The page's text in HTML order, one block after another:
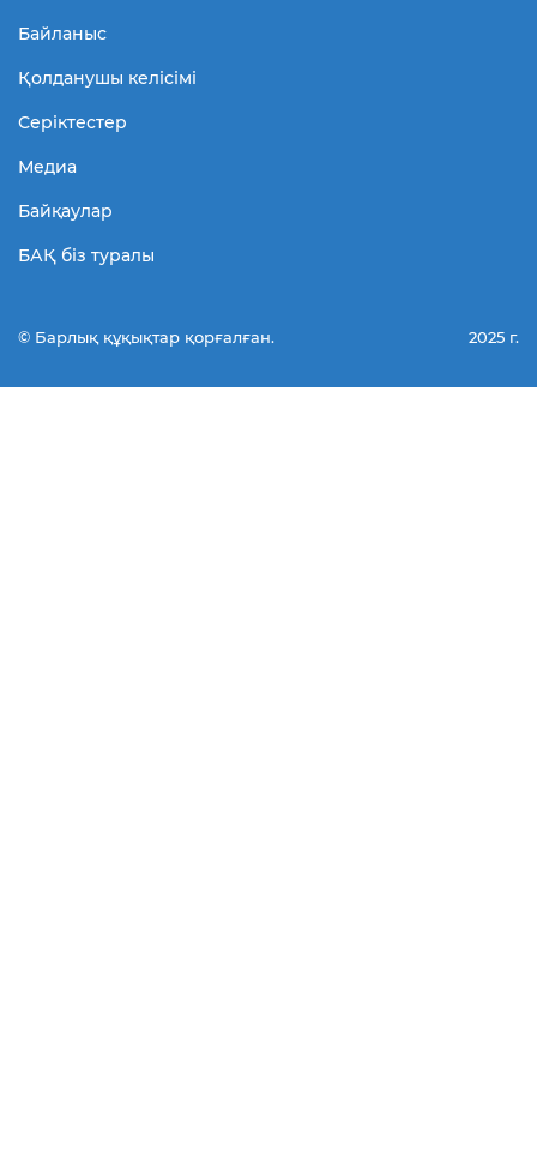
Байланыс
Қолданушы келісімі
Серіктестер
Медиа
Байқаулар
БАҚ біз туралы
© Барлық құқықтар қорғалған. 2025 г.